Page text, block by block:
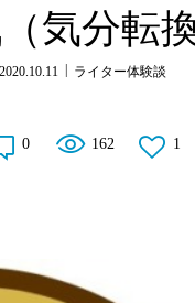
気分転
2020.10.11 ライター体験談
0 162 1